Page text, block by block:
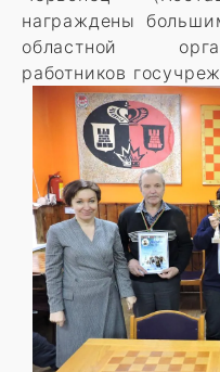
награждены
областной
работников